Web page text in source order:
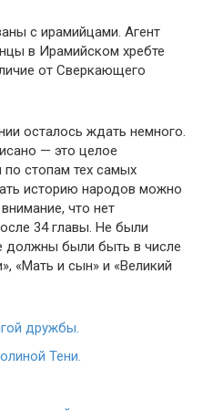
с ирамийцами. Агент
в Ирамийском хребте
от Сверкающего
осталось ждать немного.
— это целое
по стопам тех самых
историю народов можно
что нет
34 главы. Не были
должны были быть в числе
«Мать и сын» и «Великий
дружбы.
Тени.